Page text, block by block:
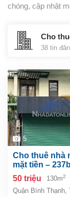
chóng, cập nhật
Cho
38 tin
5
cho thuê nhà nguyên căn
mặt tiền –
định, phường
50 triệu 130m2
Quận Bình Thạnh,